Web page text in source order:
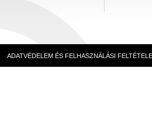
ADATVÉDELEM ÉS FELHASZNÁLÁSI